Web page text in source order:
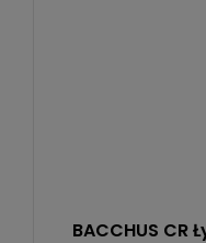
BACCHUS CR